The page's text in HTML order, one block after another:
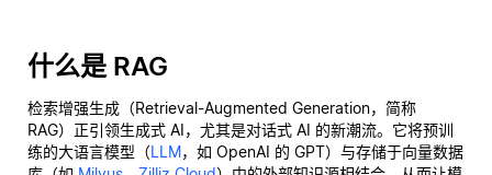
什么是 RAG
检索增强生成（Retrieval-Augmented Generation，简称
RAG）正引领生成式 AI，尤其是对话式 AI 的新潮流。它将预训
练的大语言模型（LLM，如 OpenAI 的 GPT）与存储于向量数据